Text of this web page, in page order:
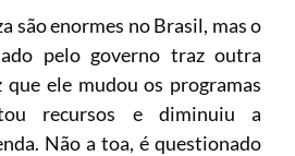
são enormes no Brasil, mas o
pelo governo traz outra
que ele mudou os programas
recursos e diminuiu a
Não a toa, é questionado